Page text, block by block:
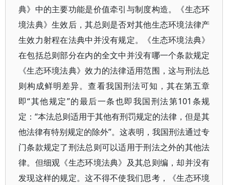
典》中的主要功能是价值牵引与制度构造。《生态环
境法典》生效后，其总则是否对其他生态环境法律产
生效力射程在法典中并没有规定。《生态环境法典》
在包括总则部分在内的全文中并没有哪一个条款规定
《生态环境法典》效力的法律适用范围，这与刑法总
则构成鲜明差异。查看我国刑法可知，其在第五章
即“其他规定”的最后一条也即我国刑法第101条规
定：“本法总则适用于其他有刑罚规定的法律，但是其
他法律有特别规定的除外”。这表明，我国刑法通过专
门条款规定了刑法总则可以适用于刑法之外的其他法
律。但细观《生态环境法典》及其总则编，却并没有
发现这样的规定。这不得不使我们思考，《生态环境